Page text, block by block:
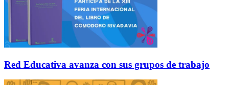
Red Educativa avanza con sus grupos de trabajo